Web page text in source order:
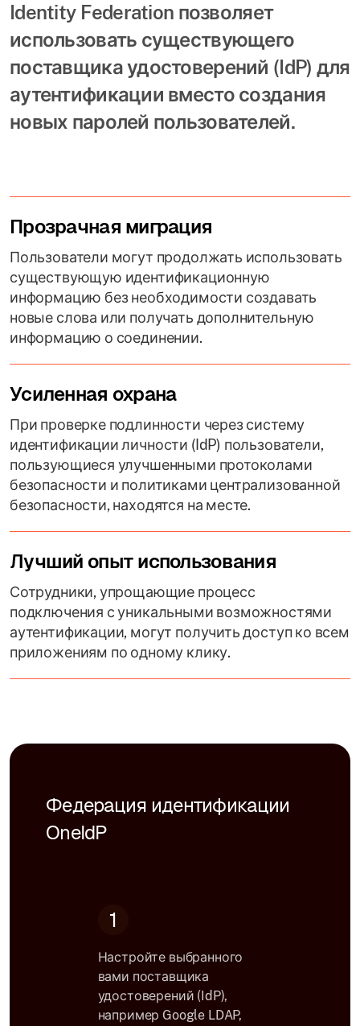
Identity Federation позволяет
использовать существующего
поставщика удостоверений (IdP) для
аутентификации вместо создания
новых паролей пользователей.
Прозрачная миграция
Пользователи могут продолжать использовать
существующую идентификационную
информацию без необходимости создавать
новые слова или получать дополнительную
информацию о соединении.
Усиленная охрана
При проверке подлинности через систему
идентификации личности (IdP) пользователи,
пользующиеся улучшенными протоколами
безопасности и политиками централизованной
безопасности, находятся на месте.
Лучший опыт использования
Сотрудники, упрощающие процесс
подключения с уникальными возможностями
аутентификации, могут получить доступ ко всем
приложениям по одному клику.
Федерация идентификации
OneIdP
1
Настройте выбранного
вами поставщика
удостоверений (IdP),
например Google LDAP,